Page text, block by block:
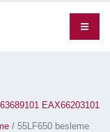
EAX66203101
/ 55LF650 besleme